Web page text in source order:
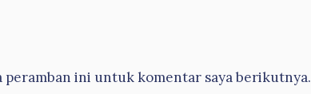
peramban ini untuk komentar saya berikutnya.